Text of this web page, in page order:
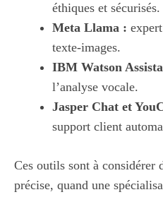
éthiques et sécurisés.
Meta Llama :
texte-images.
IBM Watson
l’analyse vocale.
Jasper Chat et
support client
Ces outils sont à considérer
précise, quand une